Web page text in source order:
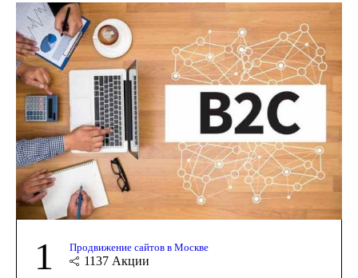
1 Продвижение сайтов в Москве
1137 Акции